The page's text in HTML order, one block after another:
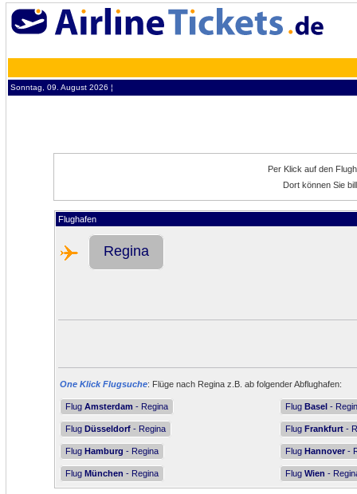
Sonntag, 09. August 2026 ¦
Per Klick auf den
Dort können Sie
Flughafen
Regina
One Klick Flugsuche: Flüge nach Regina z.B. ab folgender Abflughafen:
Flug Amsterdam - Regina Flug Basel -
Flug Düsseldorf - Regina Flug Frankfurt -
Flug Hamburg - Regina Flug Hannover -
Flug München - Regina Flug Wien -